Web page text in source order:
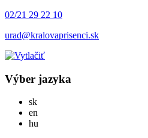
02/21 29 22 10
urad@kralovaprisenci.sk
Výber jazyka
skSlovensky
en
hu